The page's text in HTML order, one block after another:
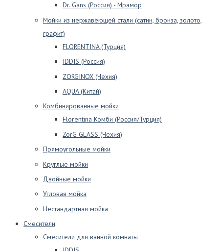
Dr. Gans (Россия) - Мрамор
Мойки из нержавеющей стали (сатин, бронза, золото,
графит)
FLORENTINA (Турция)
IDDIS (Россия)
ZORGINOX (Чехия)
AQUA (Китай)
Комбинированные мойки
Florentina Комби (Россия/Турция)
ZorG GLASS (Чехия)
Прямоугольные мойки
Круглые мойки
Двойные мойки
Угловая мойка
Нестандартная мойка
Смесители
Смесители для ванной комнаты